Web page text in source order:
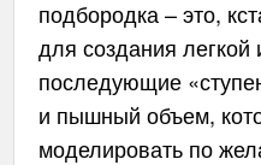
подбородка – это,
для создания
последующие
и пышный объем,
моделировать по